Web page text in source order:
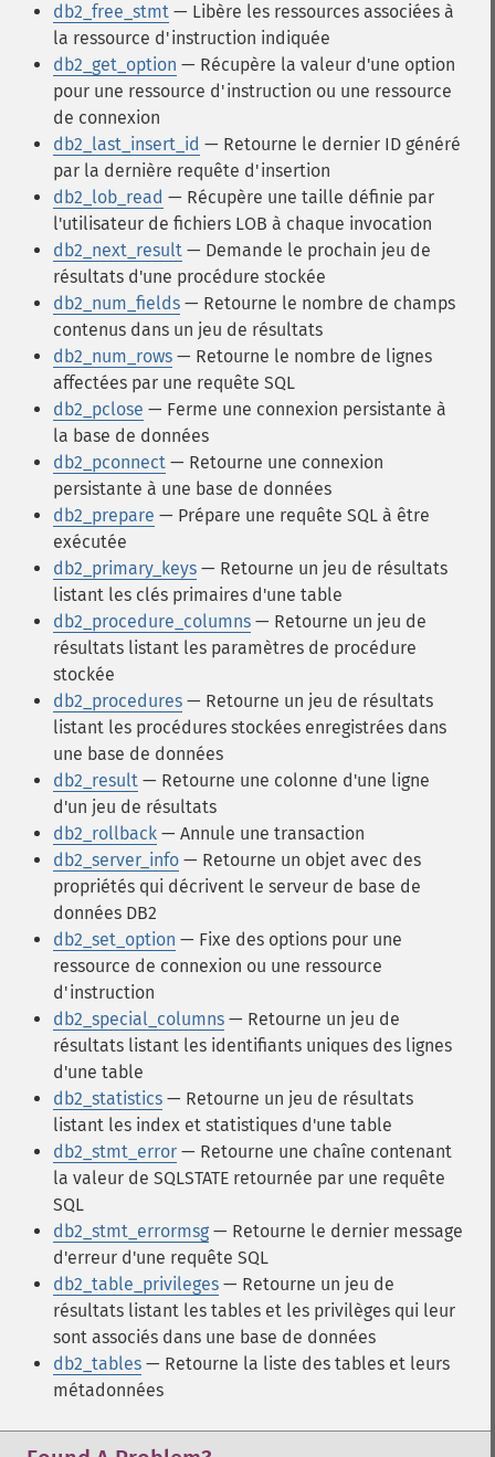
db2_free_stmt — Libère les ressources associées à
la ressource d'instruction indiquée
db2_get_option — Récupère la valeur d'une option
pour une ressource d'instruction ou une ressource
de connexion
db2_last_insert_id — Retourne le dernier ID généré
par la dernière requête d'insertion
db2_lob_read — Récupère une taille définie par
l'utilisateur de fichiers LOB à chaque invocation
db2_next_result — Demande le prochain jeu de
résultats d'une procédure stockée
db2_num_fields — Retourne le nombre de champs
contenus dans un jeu de résultats
db2_num_rows — Retourne le nombre de lignes
affectées par une requête SQL
db2_pclose — Ferme une connexion persistante à
la base de données
db2_pconnect — Retourne une connexion
persistante à une base de données
db2_prepare — Prépare une requête SQL à être
exécutée
db2_primary_keys — Retourne un jeu de résultats
listant les clés primaires d'une table
db2_procedure_columns — Retourne un jeu de
résultats listant les paramètres de procédure
stockée
db2_procedures — Retourne un jeu de résultats
listant les procédures stockées enregistrées dans
une base de données
db2_result — Retourne une colonne d'une ligne
d'un jeu de résultats
db2_rollback — Annule une transaction
db2_server_info — Retourne un objet avec des
propriétés qui décrivent le serveur de base de
données DB2
db2_set_option — Fixe des options pour une
ressource de connexion ou une ressource
d'instruction
db2_special_columns — Retourne un jeu de
résultats listant les identifiants uniques des lignes
d'une table
db2_statistics — Retourne un jeu de résultats
listant les index et statistiques d'une table
db2_stmt_error — Retourne une chaîne contenant
la valeur de SQLSTATE retournée par une requête
SQL
db2_stmt_errormsg — Retourne le dernier message
d'erreur d'une requête SQL
db2_table_privileges — Retourne un jeu de
résultats listant les tables et les privilèges qui leur
sont associés dans une base de données
db2_tables — Retourne la liste des tables et leurs
métadonnées